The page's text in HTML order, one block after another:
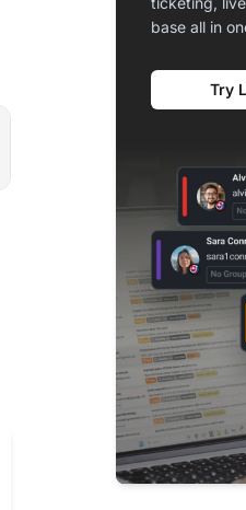
base all in
Try